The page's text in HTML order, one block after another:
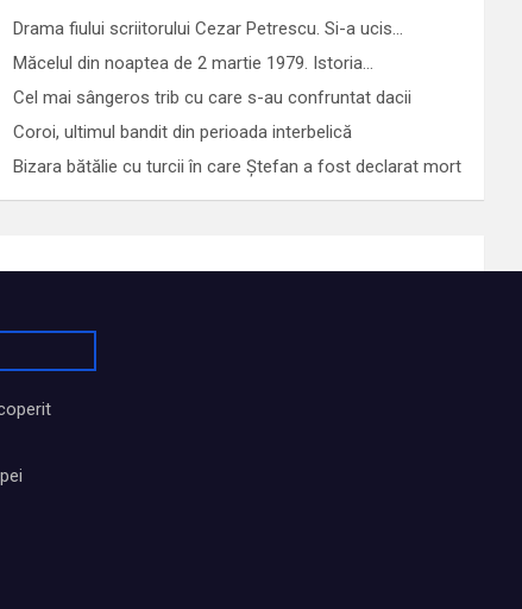
Drama fiului scriitorului Cezar Petrescu. Si-a ucis…
Măcelul din noaptea de 2 martie 1979. Istoria…
Cel mai sângeros trib cu care s-au confruntat dacii
Coroi, ultimul bandit din perioada interbelică
Bizara bătălie cu turcii în care Ștefan a fost declarat mort